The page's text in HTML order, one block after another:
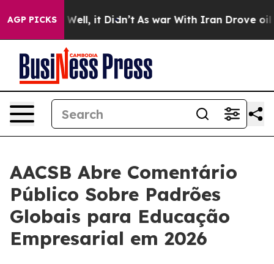
AGP PICKS
40%. Well, it Didn’t As war With Iran Drove oil
AACSB Abre Comentário
Público Sobre Padrões
Globais para Educação
Empresarial em 2026